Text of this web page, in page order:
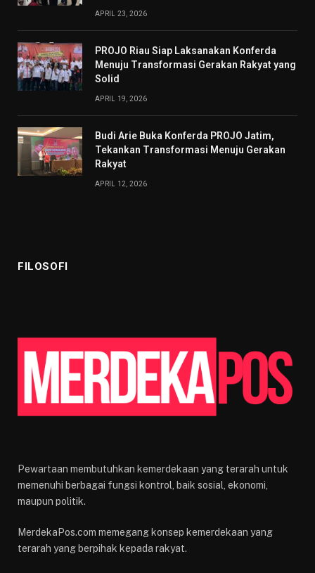
APRIL 23, 2026
PROJO Riau Siap Laksanakan Konferda
Menuju Transformasi Gerakan Rakyat yang
Solid
APRIL 19, 2026
Budi Arie Buka Konferda PROJO Jatim,
Tekankan Transformasi Menuju Gerakan
Rakyat
APRIL 12, 2026
FILOSOFI
Pewartaan membutuhkan kemerdekaan yang terarah untuk
memenuhi berbagai fungsi kontrol, baik sosial, ekonomi,
maupun politik.
MerdekaPos.com memegang konsep kemerdekaan yang
terarah yang berpihak kepada rakyat.